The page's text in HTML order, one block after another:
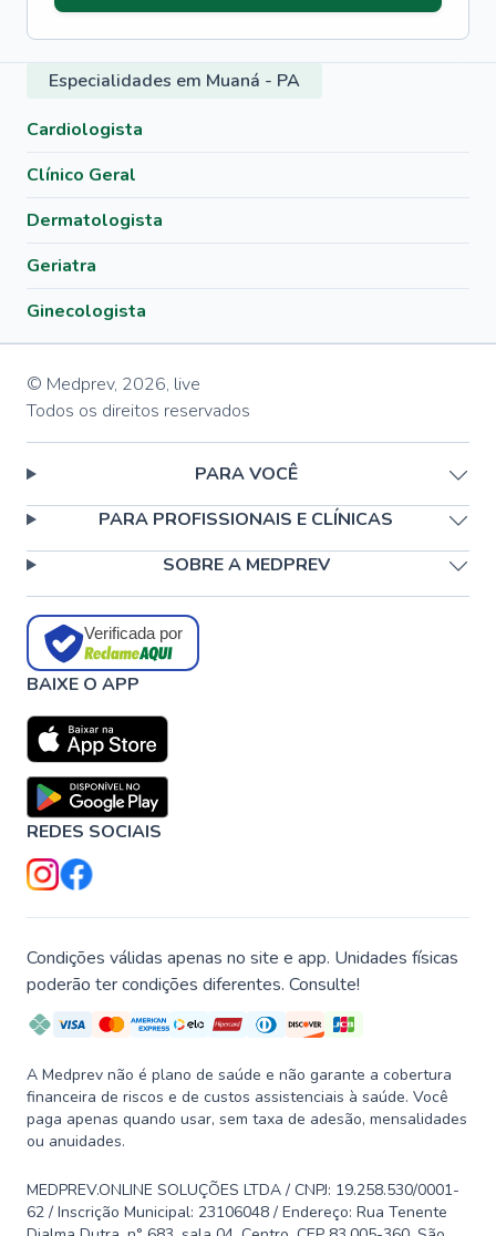
Especialidades em Muaná - PA
Cardiologista
Clínico Geral
Dermatologista
Geriatra
Ginecologista
© Medprev, 2026, live
Todos os direitos reservados
PARA VOCÊ
PARA PROFISSIONAIS E CLÍNICAS
SOBRE A MEDPREV
Verificada por
BAIXE O APP
REDES SOCIAIS
Condições válidas apenas no site e app. Unidades físicas
poderão ter condições diferentes. Consulte!
A Medprev não é plano de saúde e não garante a cobertura
financeira de riscos e de custos assistenciais à saúde. Você
paga apenas quando usar, sem taxa de adesão, mensalidades
ou anuidades.
MEDPREV.ONLINE SOLUÇÕES LTDA / CNPJ: 19.258.530/0001-
62 / Inscrição Municipal: 23106048 / Endereço: Rua Tenente